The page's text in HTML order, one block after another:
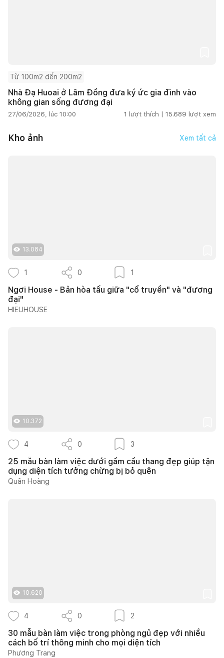
Từ 100m2 đến 200m2
Nhà Đạ Huoai ở Lâm Đồng đưa ký ức gia đình vào
không gian sống đương đại
27/06/2026, lúc 10:00 1 lượt thích | 15.689 lượt xem
Kho ảnh Xem tất cả
13.084
1 0 1
Ngơi House - Bản hòa tấu giữa "cổ truyền" và "đương
đại"
HIEUHOUSE
10.372
4 0 3
25 mẫu bàn làm việc dưới gầm cầu thang đẹp giúp tận
dụng diện tích tưởng chừng bị bỏ quên
Quân Hoàng
10.620
4 0 2
30 mẫu bàn làm việc trong phòng ngủ đẹp với nhiều
cách bố trí thông minh cho mọi diện tích
Phương Trang